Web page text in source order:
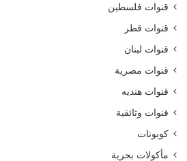
قنوات فلسطين
قنوات قطر
قنوات لبنان
قنوات مصرية
قنوات هنديه
قنوات وثائقية
كوبونات
مأكولات بحرية